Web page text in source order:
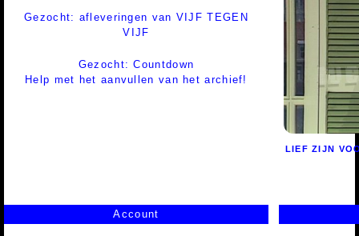
Gezocht: afleveringen van VIJF TEGEN
VIJF
Gezocht: Countdown
Help met het aanvullen van het archief!
LIEF ZIJN
Account